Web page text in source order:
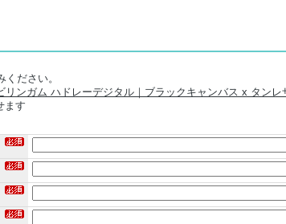
ださい。
リンガム ハドレーデジタル｜ブラックキャンバス x タンレ
ます